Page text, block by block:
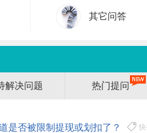
其它问答
解决问题 热门提问
是否被限制提现或划扣了？